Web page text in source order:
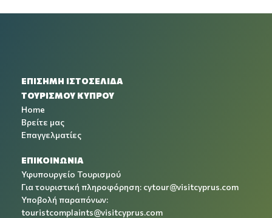
ΕΠΙΣΗΜΗ ΙΣΤΟΣΕΛΙΔΑ
ΤΟΥΡΙΣΜΟΥ ΚΥΠΡΟΥ
Home
Βρείτε μας
Επαγγελματίες
ΕΠΙΚΟΙΝΩΝΙΑ
Υφυπουργείο Τουρισμού
Για τουριστική πληροφόρηση: cytour@visitcyprus.com
Υποβολή παραπόνων:
touristcomplaints@visitcyprus.com